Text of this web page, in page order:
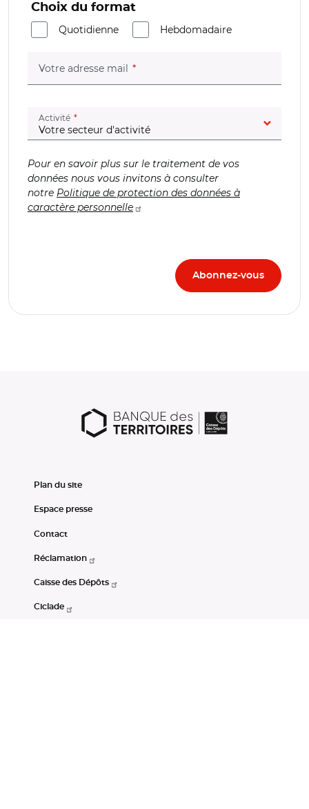
Choix du format
Quotidienne
Hebdomadaire
Votre adresse mail (champ obligatoire)
Activité (champ obligatoire)
Pour en savoir plus sur le traitement de vos
données nous vous invitons à consulter
notre Politique de protection des données à
caractère personnelle
Plan du site
Espace presse
Contact
Réclamation
Caisse des Dépôts
Ciclade